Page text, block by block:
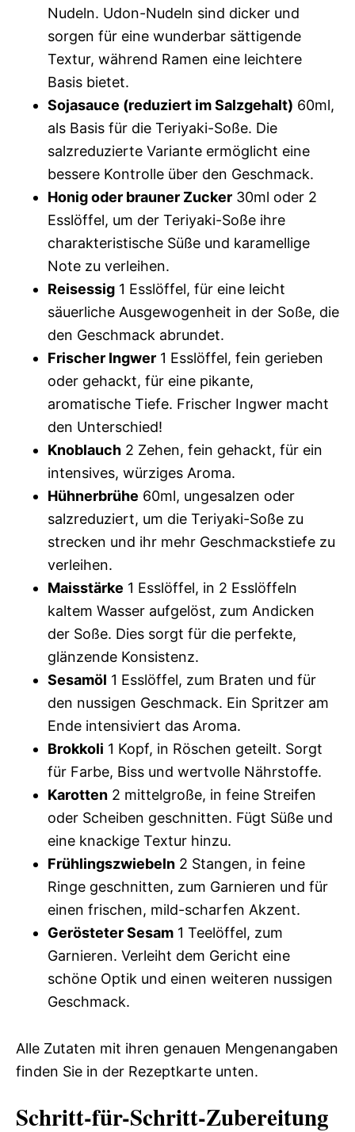
Nudeln. Udon-Nudeln sind dicker und
sorgen für eine wunderbar sättigende
Textur, während Ramen eine leichtere
Basis bietet.
Sojasauce (reduziert im Salzgehalt) 60ml,
als Basis für die Teriyaki-Soße. Die
salzreduzierte Variante ermöglicht eine
bessere Kontrolle über den Geschmack.
Honig oder brauner Zucker 30ml oder 2
Esslöffel, um der Teriyaki-Soße ihre
charakteristische Süße und karamellige
Note zu verleihen.
Reisessig 1 Esslöffel, für eine leicht
säuerliche Ausgewogenheit in der Soße, die
den Geschmack abrundet.
Frischer Ingwer 1 Esslöffel, fein gerieben
oder gehackt, für eine pikante,
aromatische Tiefe. Frischer Ingwer macht
den Unterschied!
Knoblauch 2 Zehen, fein gehackt, für ein
intensives, würziges Aroma.
Hühnerbrühe 60ml, ungesalzen oder
salzreduziert, um die Teriyaki-Soße zu
strecken und ihr mehr Geschmackstiefe zu
verleihen.
Maisstärke 1 Esslöffel, in 2 Esslöffeln
kaltem Wasser aufgelöst, zum Andicken
der Soße. Dies sorgt für die perfekte,
glänzende Konsistenz.
Sesamöl 1 Esslöffel, zum Braten und für
den nussigen Geschmack. Ein Spritzer am
Ende intensiviert das Aroma.
Brokkoli 1 Kopf, in Röschen geteilt. Sorgt
für Farbe, Biss und wertvolle Nährstoffe.
Karotten 2 mittelgroße, in feine Streifen
oder Scheiben geschnitten. Fügt Süße und
eine knackige Textur hinzu.
Frühlingszwiebeln 2 Stangen, in feine
Ringe geschnitten, zum Garnieren und für
einen frischen, mild-scharfen Akzent.
Gerösteter Sesam 1 Teelöffel, zum
Garnieren. Verleiht dem Gericht eine
schöne Optik und einen weiteren nussigen
Geschmack.
Alle Zutaten mit ihren genauen Mengenangaben
finden Sie in der Rezeptkarte unten.
Schritt-für-Schritt-Zubereitung